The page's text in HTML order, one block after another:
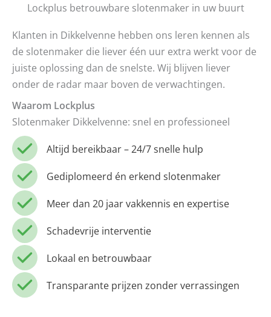
Lockplus betrouwbare slotenmaker in uw buurt
Klanten in Dikkelvenne hebben ons leren kennen als
de slotenmaker die liever één uur extra werkt voor de
juiste oplossing dan de snelste. Wij blijven liever
onder de radar maar boven de verwachtingen.
Waarom Lockplus
Slotenmaker Dikkelvenne: snel en professioneel
Altijd bereikbaar – 24/7 snelle hulp
Gediplomeerd én erkend slotenmaker
Meer dan 20 jaar vakkennis en expertise
Schadevrije interventie
Lokaal en betrouwbaar
Transparante prijzen zonder verrassingen